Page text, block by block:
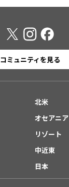
コミュニティを見る
北米
オセアニア
リゾート
中近東
日本